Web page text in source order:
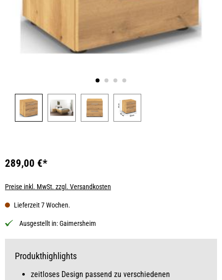
Produkthighlights
zeitloses Design passend zu verschiedenen
289,00 €*
Preise inkl. MwSt. zzgl. Versandkosten
Lieferzeit 7 Wochen.
Ausgestellt in:Gaimersheim